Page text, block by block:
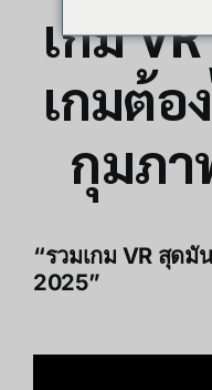
เกม
เกมต้อ
กุมภา
“รวมเกม VR สุด
2025”